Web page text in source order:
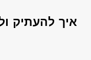
איך להעתיק